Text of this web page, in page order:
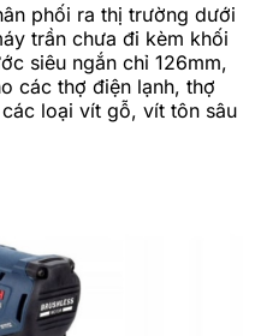
phối ra thị trường dưới
trần chưa đi kèm khối
siêu ngắn chỉ 126mm,
các thợ điện lạnh, thợ
loại vít gỗ, vít tôn sâu